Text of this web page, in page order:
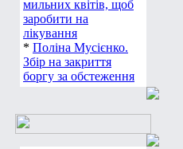
мильних квітів, щоб
заробити на
лікування
* Поліна Мусієнко.
Збір на закриття
боргу за обстеження